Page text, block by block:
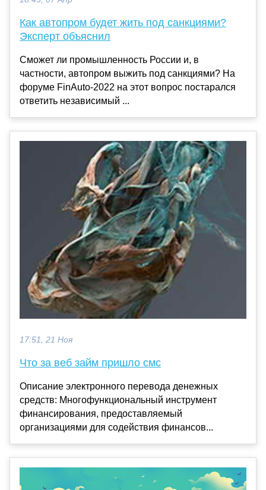
Как автопром будет жить под санкциями?
Эксперт объяснил
Сможет ли промышленность России и, в
частности, автопром выжить под санкциями? На
форуме FinAuto-2022 на этот вопрос постарался
ответить независимый ...
17:51, 21 Ноя
Что за веб займ пришло смс
Описание электронного перевода денежных
средств: Многофункциональный инструмент
финансирования, предоставляемый
организациями для содействия финансов...